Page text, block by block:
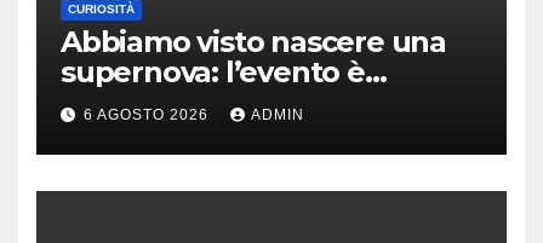
CURIOSITÀ
Abbiamo visto nascere una
supernova: l’evento è
rarissimo
6 AGOSTO 2026 ADMIN